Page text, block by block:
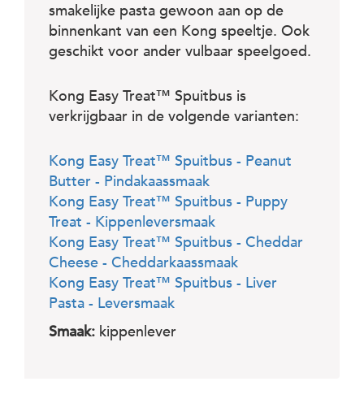
smakelijke pasta gewoon aan op de
binnenkant van een Kong speeltje. Ook
geschikt voor ander vulbaar speelgoed.
Kong Easy Treat™ Spuitbus is
verkrijgbaar in de volgende varianten:
Kong Easy Treat™ Spuitbus - Peanut
Butter - Pindakaassmaak
Kong Easy Treat™ Spuitbus - Puppy
Treat - Kippenleversmaak
Kong Easy Treat™ Spuitbus - Cheddar
Cheese - Cheddarkaassmaak
Kong Easy Treat™ Spuitbus - Liver
Pasta - Leversmaak
Smaak: kippenlever